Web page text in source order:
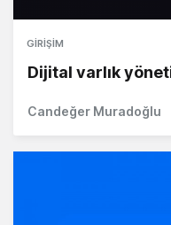
GIRIŞIM
Dijital varlık
Candeğer Muradoğlu